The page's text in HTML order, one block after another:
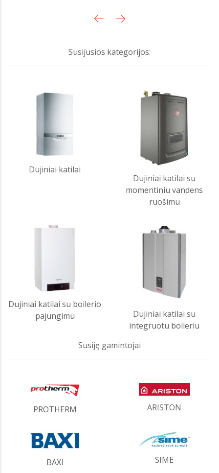
Susijusios kategorijos:
Dujiniai katilai
Dujiniai katilai su
momentiniu vandens
ruošimu
Dujiniai katilai su boilerio
pajungimu
Dujiniai katilai su
integruotu boileriu
Susiję gamintojai
PROTHERM ARISTON
BAXI SIME